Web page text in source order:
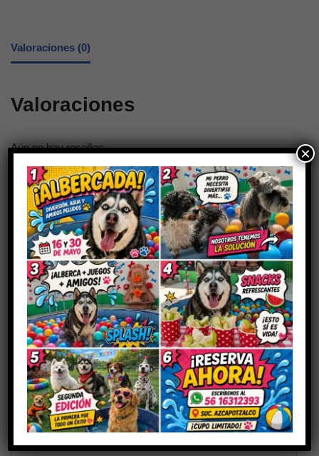
Valoraciones (0)
Valoraciones
Aún no hay reseñas
Sé el primero en valorar “BOZAL CH”
Tu dirección de correo electrónico no será publicada. Los
campos obligatorios están marcados con*
Tu puntuación
Tu valoración*
Nombre*
×